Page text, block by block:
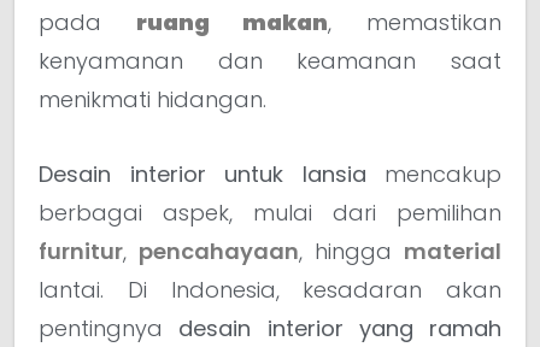
pada ruang makan, memastikan
kenyamanan dan keamanan saat
menikmati hidangan.
Desain interior untuk lansia mencakup
berbagai aspek, mulai dari pemilihan
furnitur, pencahayaan, hingga material
lantai. Di Indonesia, kesadaran akan
pentingnya desain interior yang ramah